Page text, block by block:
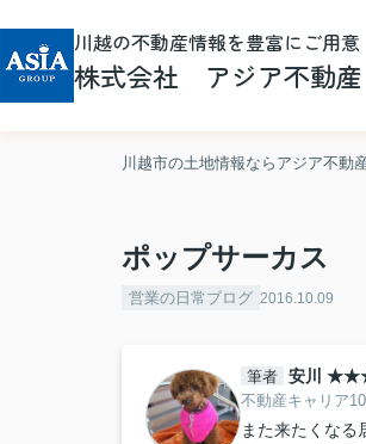
川越の不動産情報を豊富にご用意
株式会社 アジア不動産
川越市の土地情報ならアジア不動
ポップサーカス
営業の日常ブログ 2016.10.09
筆者 安川
不動産キャリア
また来たくなる